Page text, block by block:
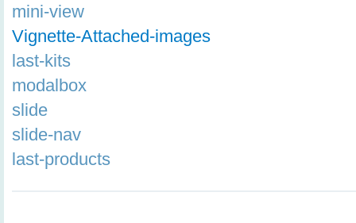
mini-view
Vignette-Attached-images
last-kits
modalbox
slide
slide-nav
last-products